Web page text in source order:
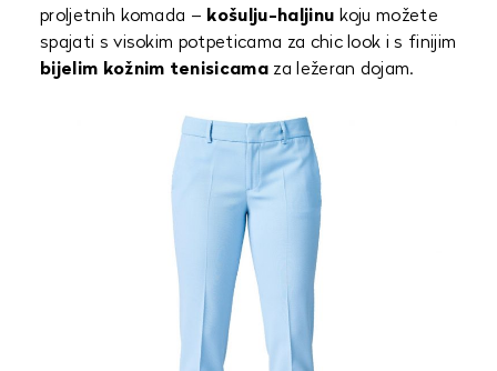
proljetnih komada – košulju-haljinu koju možete
spajati s visokim potpeticama za chic look i s finijim
bijelim kožnim tenisicama za ležeran dojam.